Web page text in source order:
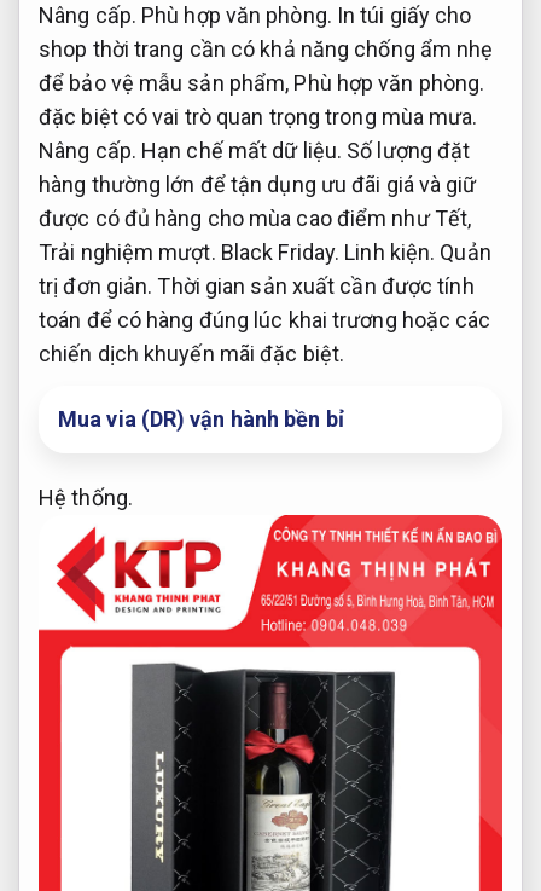
Nâng cấp. Phù hợp văn phòng. In túi giấy cho
shop thời trang cần có khả năng chống ẩm nhẹ
để bảo vệ mẫu sản phẩm, Phù hợp văn phòng.
đặc biệt có vai trò quan trọng trong mùa mưa.
Nâng cấp. Hạn chế mất dữ liệu. Số lượng đặt
hàng thường lớn để tận dụng ưu đãi giá và giữ
được có đủ hàng cho mùa cao điểm như Tết,
Trải nghiệm mượt. Black Friday. Linh kiện. Quản
trị đơn giản. Thời gian sản xuất cần được tính
toán để có hàng đúng lúc khai trương hoặc các
chiến dịch khuyến mãi đặc biệt.
Mua via (DR) vận hành bền bỉ
Hệ thống.